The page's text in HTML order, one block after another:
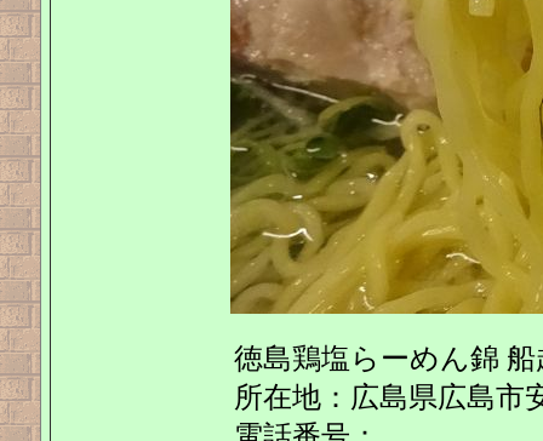
徳島鶏塩らーめん錦
所在地：広島県広島市